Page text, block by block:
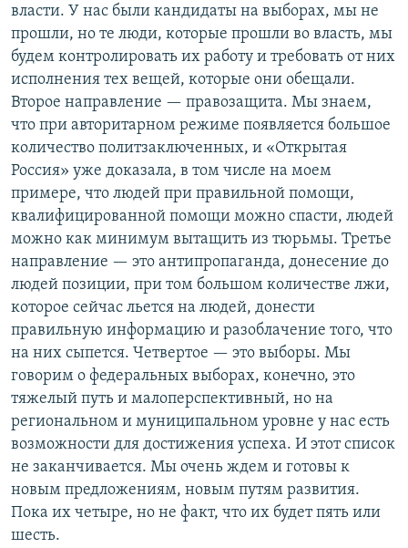
власти. У нас были кандидаты на выборах, мы не
прошли, но те люди, которые прошли во власть, мы
будем контролировать их работу и требовать от них
исполнения тех вещей, которые они обещали.
Второе направление — правозащита. Мы знаем,
что при авторитарном режиме появляется большое
количество политзаключенных, и «Открытая
Россия» уже доказала, в том числе на моем
примере, что людей при правильной помощи,
квалифицированной помощи можно спасти, людей
можно как минимум вытащить из тюрьмы. Третье
направление — это антипропаганда, донесение до
людей позиции, при том большом количестве лжи,
которое сейчас льется на людей, донести
правильную информацию и разоблачение того, что
на них сыпется. Четвертое — это выборы. Мы
говорим о федеральных выборах, конечно, это
тяжелый путь и малоперспективный, но на
региональном и муниципальном уровне у нас есть
возможности для достижения успеха. И этот список
не заканчивается. Мы очень ждем и готовы к
новым предложениям, новым путям развития.
Пока их четыре, но не факт, что их будет пять или
шесть.